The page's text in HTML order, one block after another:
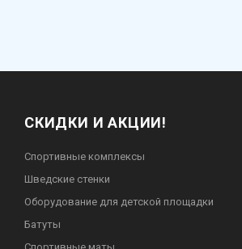
СКИДКИ И АКЦИИ!
Спортивные комплексы
Шведские стенки
Оборудование для детской площадки
Батуты